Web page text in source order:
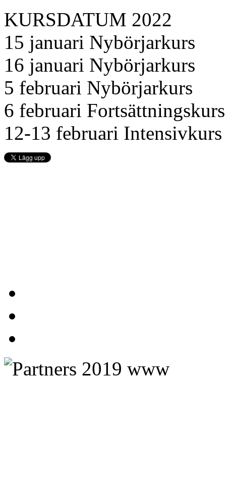
KURSDATUM 2022
15 januari Nybörjarkurs
16 januari Nybörjarkurs
5 februari Nybörjarkurs
6 februari Fortsättningskurs
12-13 februari Intensivkurs